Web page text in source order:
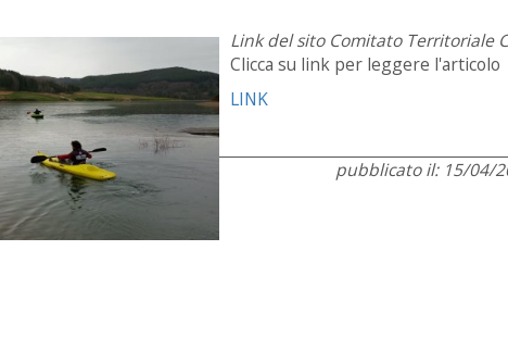
Link del sito Comitato Territoriale
Clicca su link per leggere l'articolo
LINK
pubblicato il: 15/04/